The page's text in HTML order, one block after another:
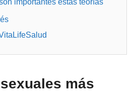
importantes estas teorías
más